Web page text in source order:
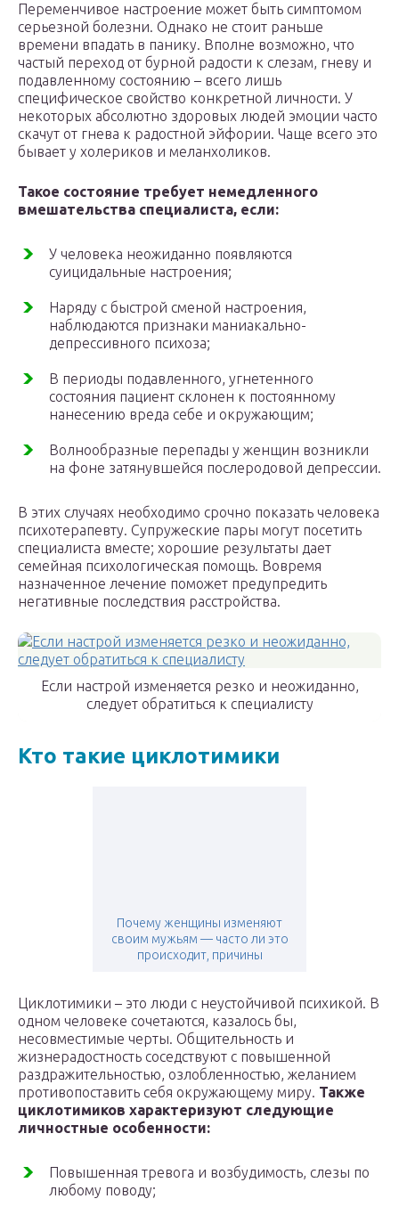
Переменчивое настроение может быть симптомом
серьезной болезни. Однако не стоит раньше
времени впадать в панику. Вполне возможно, что
частый переход от бурной радости к слезам, гневу и
подавленному состоянию – всего лишь
специфическое свойство конкретной личности. У
некоторых абсолютно здоровых людей эмоции часто
скачут от гнева к радостной эйфории. Чаще всего это
бывает у холериков и меланхоликов.
Такое состояние требует немедленного
вмешательства специалиста, если:
У человека неожиданно появляются
суицидальные настроения;
Наряду с быстрой сменой настроения,
наблюдаются признаки маниакально-
депрессивного психоза;
В периоды подавленного, угнетенного
состояния пациент склонен к постоянному
нанесению вреда себе и окружающим;
Волнообразные перепады у женщин возникли
на фоне затянувшейся послеродовой депрессии.
В этих случаях необходимо срочно показать человека
психотерапевту. Супружеские пары могут посетить
специалиста вместе; хорошие результаты дает
семейная психологическая помощь. Вовремя
назначенное лечение поможет предупредить
негативные последствия расстройства.
Если настрой изменяется резко и неожиданно,
следует обратиться к специалисту
Кто такие циклотимики
Почему женщины изменяют
своим мужьям — часто ли это
происходит, причины
Циклотимики – это люди с неустойчивой психикой. В
одном человеке сочетаются, казалось бы,
несовместимые черты. Общительность и
жизнерадостность соседствуют с повышенной
раздражительностью, озлобленностью, желанием
противопоставить себя окружающему миру. Также
циклотимиков характеризуют следующие
личностные особенности:
Повышенная тревога и возбудимость, слезы по
любому поводу;